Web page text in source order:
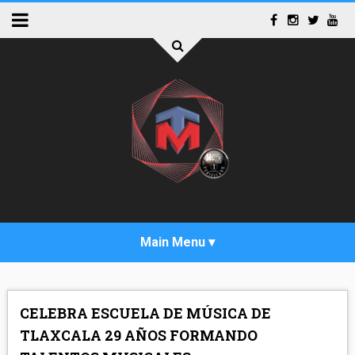
CELEBRA ESCUELA DE MÚSICA DE
TLAXCALA 29 AÑOS FORMANDO